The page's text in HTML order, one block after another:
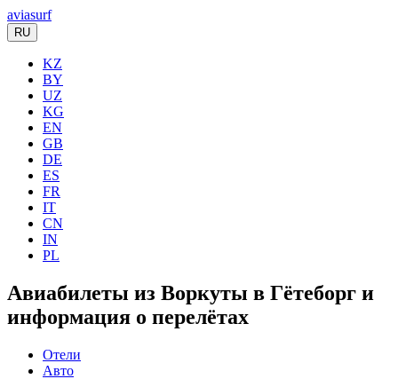
aviasurf
RU
KZ
BY
UZ
KG
EN
GB
DE
ES
FR
IT
CN
IN
PL
Авиабилеты из Воркуты в Гётеборг и
информация о перелётах
Отели
Авто